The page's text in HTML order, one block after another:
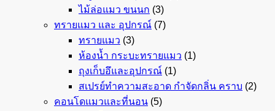
ไม้ล่อแมว ขนนก (3)
ทรายแมว และ อุปกรณ์ (7)
ทรายแมว (3)
ห้องน้ำ กระบะทรายแมว (1)
ถุงเก็บอึและอุปกรณ์ (1)
สเปรย์ทำความสะอาด กำจัดกลิ่น คราบ (2)
คอนโดแมวและที่นอน (5)